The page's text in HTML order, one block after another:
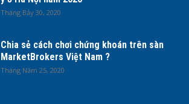
Tháng Bảy 30, 2020
Chia sẻ cách chơi chứng khoán trên sàn
MarketBrokers Việt Nam ?
Tháng Năm 25, 2020